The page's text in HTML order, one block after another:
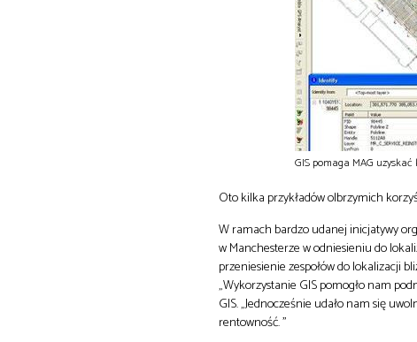
GIS pomaga MAG
Oto kilka przykładów olbrzymich
W ramach bardzo udanej inicjatywy
w Manchesterze w odniesieniu do
przeniesienie zespołów do lokalizacji
„Wykorzystanie GIS pomogło nam
GIS. „Jednocześnie udało nam się
rentowność. ”